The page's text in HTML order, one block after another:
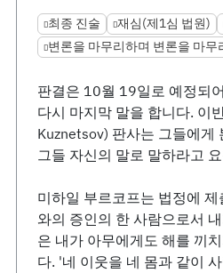
최종 진술 재심(제1심 법원)
변론을 마무리하며 변론을 마무
판결은 10월 19일로 예정되
다시 마지막 말을 합니다. 이
Kuznetsov) 판사는 그들에게
그들 자신의 말로 말하라고
미하일 부르코프는 법정에
와의 증인의 한 사람으로서
은 내가 아무에게도 해를 끼
다. '네 이웃을 네 몸과 같이